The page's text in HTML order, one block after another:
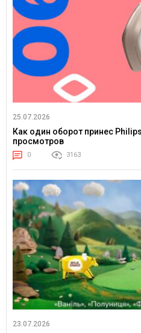
25.07.2026
Как один оборот принес
просмотров
0 3163
23.07.2026